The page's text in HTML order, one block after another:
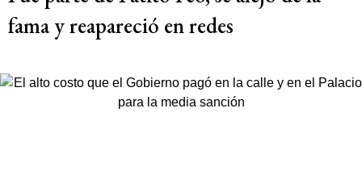
fama y reapareció en redes